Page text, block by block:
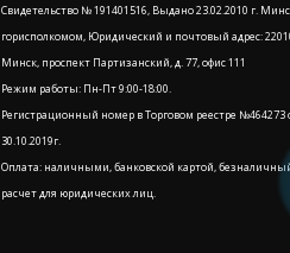
Свидетельство № 191401516, Выдано 23.02.2010 г.
горисполкомом, Юридический и почтовый адрес:
Минск, проспект Партизанский, д. 77, офис 111
Режим работы: Пн-Пт 9:00-18:00.
Регистрационный номер в Торговом реестре №464273
30.10.2019г.
Оплата: наличными, банковской картой,
расчет для юридических лиц.